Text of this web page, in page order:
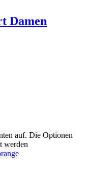
Damen
auf. Die Optionen
werden